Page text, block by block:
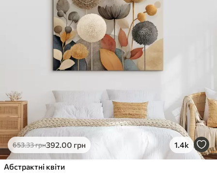
Екологічний матеріал
грн
Яскраві, насичені кольори
Стійкість до вицвітання
✓ Поверхня з текстурою полотна
✗ Екологічний матеріал
Еко-Преміум
.00грн
✓Яскраві, насичені кольори
653.33грн392.00 грн 1.4k
Абстрактні квіти